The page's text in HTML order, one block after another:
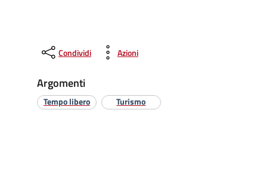
Condividi Azioni
Argomenti
Tempo libero Turismo